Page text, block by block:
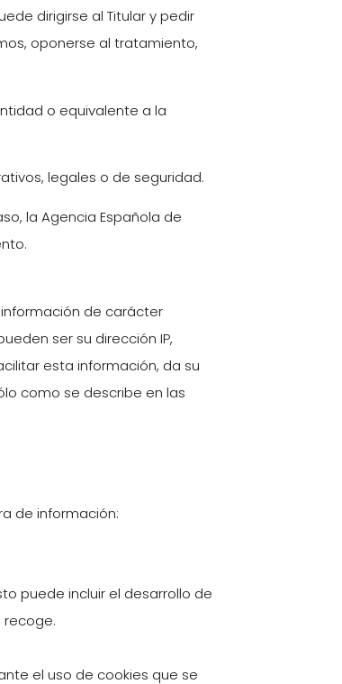
dirigirse al Titular y pedir
oponerse al tratamiento,
o equivalente a la
legales o de seguridad.
la Agencia Española de
de carácter
ser su dirección IP,
esta información, da su
como se describe en las
de información:
puede incluir el desarrollo de
recoge.
el uso de cookies que se